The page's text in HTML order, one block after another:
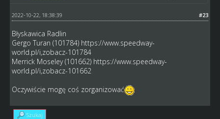
#23
2022-10-22, 18:38:39
Błyskawica Radlin
Gergo Turan (101784) https://www.speedway-
world.pl/i,zobacz-101784
Merrick Moseley (101662) https://www.speedway-
world.pl/i,zobacz-101662
Oczywiście mogę coś zorganizować
Szukaj